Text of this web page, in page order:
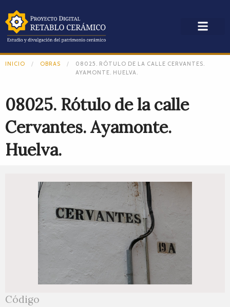
INICIO OBRAS
08025. RÓTULO DE LA CALLE CERVANTES.
AYAMONTE. HUELVA.
08025. Rótulo de la calle
Cervantes. Ayamonte.
Huelva.
Código